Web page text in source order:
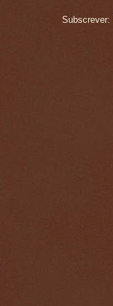
Subscrever: